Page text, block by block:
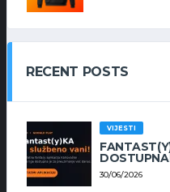
RECENT POSTS
VIJESTI
30/06/2026